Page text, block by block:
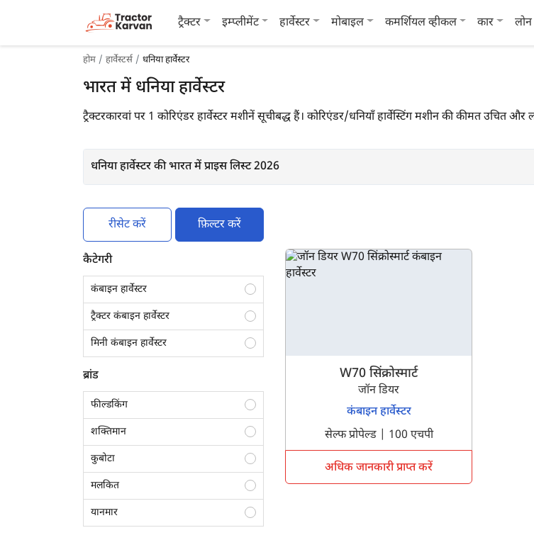
ट्रैक्टर इम्प्लीमेंट हार्वेस्टर मोबाइल कमर्शियल व्हीकल कार लोन
होम हार्वेस्टर्स धनिया हार्वेस्टर
भारत में धनिया हार्वेस्टर
ट्रैक्टरकारवां पर 1 कोरिएंडर हार्वेस्टर मशीनें सूचीबद्ध हैं। कोरिएंडर/धनियाँ हार्वेस्टिंग मशीन की कीमत
धनिया हार्वेस्टर की भारत में प्राइस लिस्ट 2026
रीसेट करें फ़िल्टर करें
कैटेगरी
कंबाइन हार्वेस्टर
ट्रैक्टर कंबाइन हार्वेस्टर
मिनी कंबाइन हार्वेस्टर
ब्रांड
फील्डकिंग
शक्तिमान
कुबोटा
मलकित
यानमार
W70 सिंक्रोस्मार्ट
जॉन डियर
कंबाइन हार्वेस्टर
सेल्फ प्रोपेल्ड | 100 एचपी
अधिक जानकारी प्राप्त करें